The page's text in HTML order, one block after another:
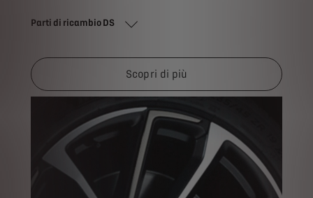
Parti di ricambio DS
Scopri di più